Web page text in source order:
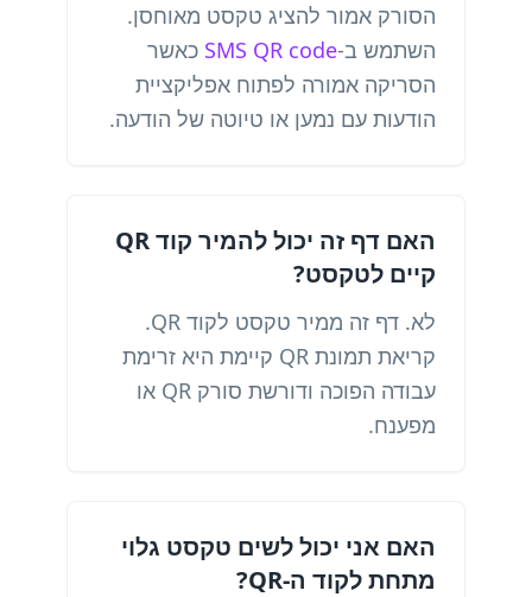
הסורק אמור להציג טקסט מאוחסן.
השתמש ב-SMS QR code כאשר
הסריקה אמורה לפתוח אפליקציית
הודעות עם נמען או טיוטה של ​​הודעה.
האם דף זה יכול להמיר קוד QR
קיים לטקסט?
לא. דף זה ממיר טקסט לקוד QR.
קריאת תמונת QR קיימת היא זרימת
עבודה הפוכה ודורשת סורק QR או
מפענח.
האם אני יכול לשים טקסט גלוי
מתחת לקוד ה-QR?